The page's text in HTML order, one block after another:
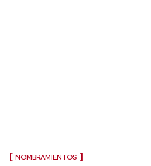
NOMBRAMIENTOS